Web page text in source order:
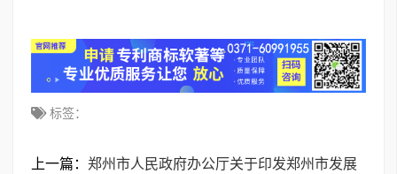
标签：
上一篇： 郑州市人民政府办公厅关于印发郑州市发展